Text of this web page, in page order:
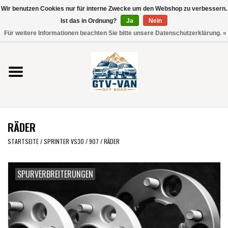
Verwende
die
nach
oben
und
unten,
Ergebnis
Eingabetaste,
um
zum
Vito / V-Klasse 447
Viano /Vito 639
VW T7 2025
VW T6
VW T5
VW CRAFTER / MAN TGE
RÄDER
STARTSEITE/SPRINTER VS30 / 907 /RÄDER
SPURVERBREITERUNGEN
Wir benutzen Cookies nur für interne Zwecke um den Webshop zu verbessern.
Ist das in Ordnung?
Ja
Nein
Für weitere Informationen beachten Sie bitte unsere Datenschutzerklärung. »